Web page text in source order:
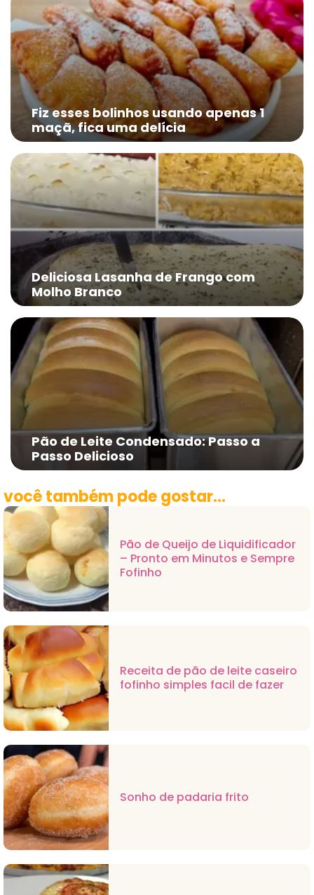
Fiz esses bolinhos usando apenas 1
maçã, fica uma delícia
Deliciosa Lasanha de Frango com
Molho Branco
Pão de Leite Condensado: Passo a
Passo Delicioso
você também pode gostar...
Pão de Queijo de Liquidificador
– Pronto em Minutos e Sempre
Fofinho
Receita de pão de leite caseiro
fofinho simples facil de fazer
Sonho de padaria frito